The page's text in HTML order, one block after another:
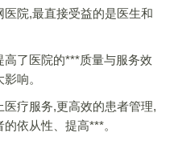
院,最直接受益的是医生和
了医院的***质量与服务效
响。
疗服务,更高效的患者管理,
依从性、提高***。